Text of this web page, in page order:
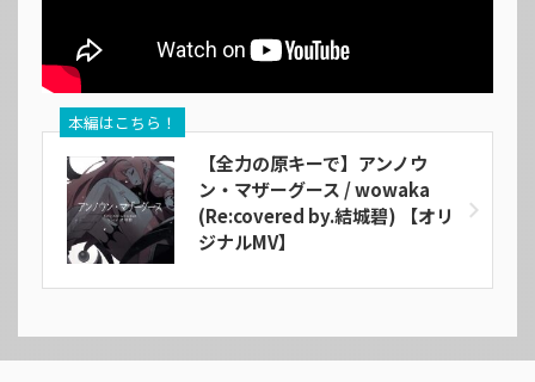
【全力の原キーで】アンノウ
ン・マザーグース / wowaka
(Re:covered by.結城碧) 【オリ
ジナルMV】
本編はこちら！